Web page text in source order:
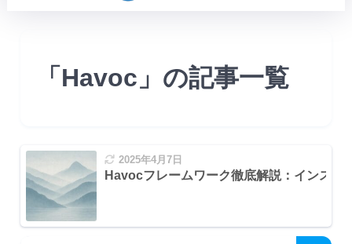
「Havoc」の記事一覧
2025年4月7日
Havocフレームワーク徹底解説：インスト